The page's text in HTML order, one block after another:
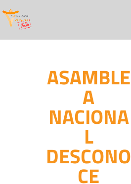
ASAMBLE
A
NACIONA
L
DESCONO
CE